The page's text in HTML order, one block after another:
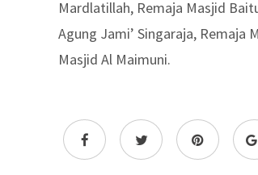
Mardlatillah, Remaja Masjid
Agung Jami’ Singaraja, Remaja
Masjid Al Maimuni.